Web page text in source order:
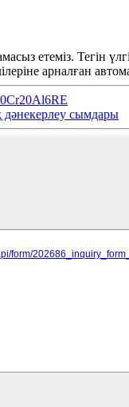
етеміз. Тегін
арналған
сымдары